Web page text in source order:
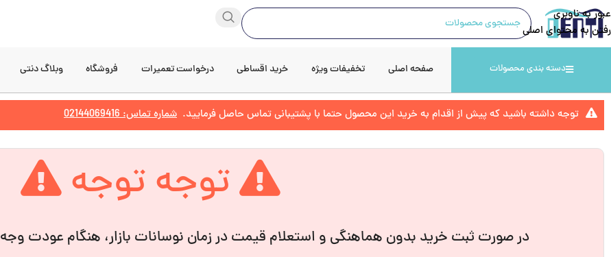
عبور به ناوبری
رفتن به محتوای اصلی
دسته بندی محصولات صفحه اصلی تخفیفات ویژه خرید اقساطی درخواست تعمیرات فروشگاه وبلاگ دنتی
توجه داشته باشید که پیش از اقدام به خرید این محصول حتما با پشتیبانی تماس حاصل فرمایید. شماره تماس: 02144069416
توجه توجه
در صورت ثبت خرید بدون هماهنگی و استعلام قیمت در زمان نوسانات بازار، هنگام عودت وجه